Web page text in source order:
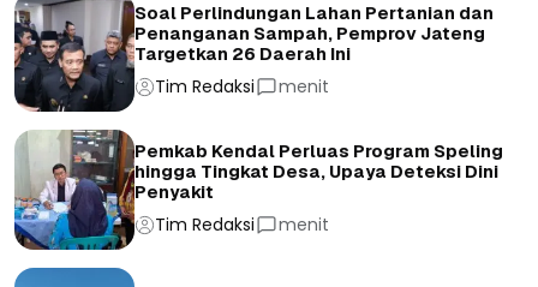
Soal Perlindungan Lahan Pertanian dan
Penanganan Sampah, Pemprov Jateng
Targetkan 26 Daerah Ini
Tim Redaksi menit
Pemkab Kendal Perluas Program Speling
hingga Tingkat Desa, Upaya Deteksi Dini
Penyakit
Tim Redaksi menit